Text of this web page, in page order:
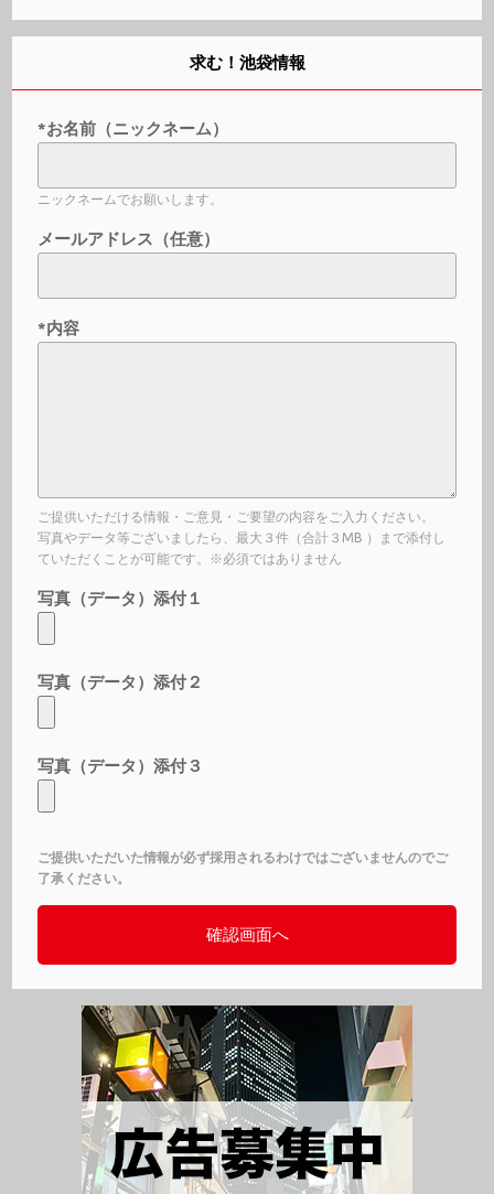
求む！池袋情報
*お名前（ニックネーム）
ニックネームでお願いします。
メールアドレス（任意）
*内容
ご提供いただける情報・ご意見・ご要望の内容をご入力ください。
写真やデータ等ございましたら、最大３件（合計３MB ）まで添付し
ていただくことが可能です。※必須ではありません
写真（データ）添付１
写真（データ）添付２
写真（データ）添付３
ご提供いただいた情報が必ず採用されるわけではございませんのでご
了承ください。